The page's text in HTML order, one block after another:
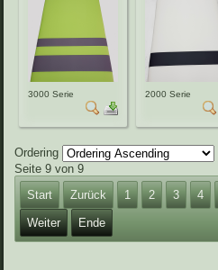
3000 Serie 2000 Serie
Ordering
Seite 9 von 9
Start
Zurück 1 2 3 4
Weiter Ende